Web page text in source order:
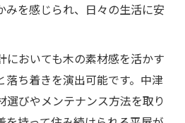
みを感じられ、日々の生活に安
においても木の素材感を活かす
落ち着きを演出可能です。中津
選びやメンテナンス方法を取り